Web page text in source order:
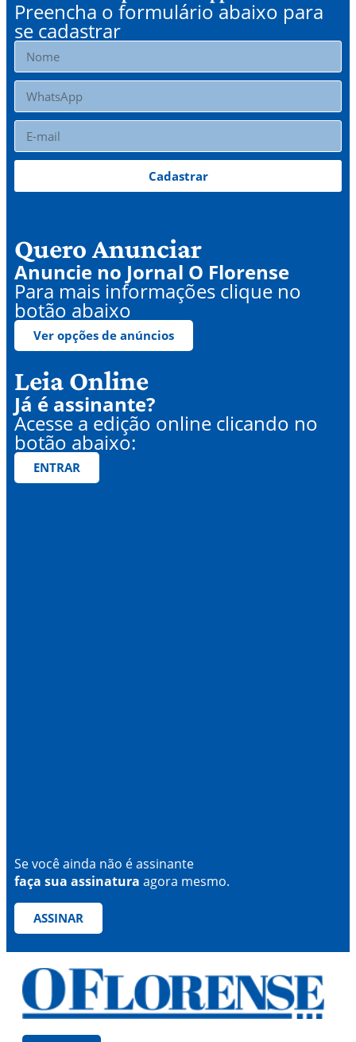
Preencha o formulário abaixo para
se cadastrar
Cadastrar
Quero Anunciar
Anuncie no Jornal O Florense
Para mais informações clique no
botão abaixo
Ver opções de anúncios
Leia Online
Já é assinante?
Acesse a edição online clicando no
botão abaixo:
ENTRAR
Se você ainda não é assinante
faça sua assinatura agora mesmo.
ASSINAR